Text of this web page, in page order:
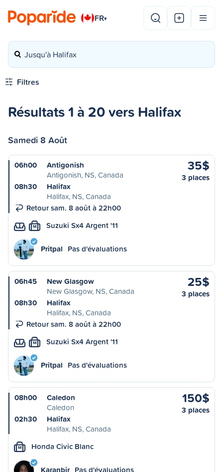
FR▾
Jusqu'à Halifax
Filtres
Résultats 1 à 20 vers Halifax
Samedi 8 Août
06h00
Antigonish
Antigonish, NS, Canada
08h30
Halifax
Halifax, NS, Canada
Retour sam. 8 août à 22h00
35$
3 places
M Suzuki Sx4 Argent '11
Pritpal Pas d'évaluations
06h45
New Glasgow
New Glasgow, NS, Canada
08h30
Halifax
Halifax, NS, Canada
Retour sam. 8 août à 22h00
25$
3 places
M Suzuki Sx4 Argent '11
Pritpal Pas d'évaluations
08h00
Caledon
Caledon
02h30
Halifax
Halifax, NS, Canada
150$
3 places
M Honda Civic Blanc
Karanbir Pas d'évaluations